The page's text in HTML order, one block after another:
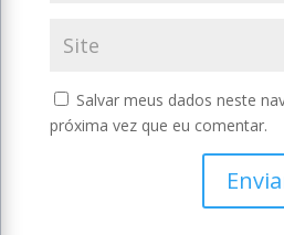
Salvar meus dados neste
próxima vez que eu comentar.